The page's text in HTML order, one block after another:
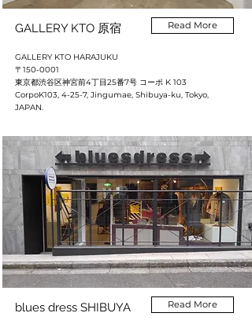
GALLERY KTO 原宿 Read More
GALLERY KTO HARAJUKU
〒150-0001
東京都渋谷区神宮前4丁目25番7号 コーポ K 103
CorpoK103, 4-25-7, Jingumae, Shibuya-ku, Tokyo,
JAPAN.
blues dress SHIBUYA Read More